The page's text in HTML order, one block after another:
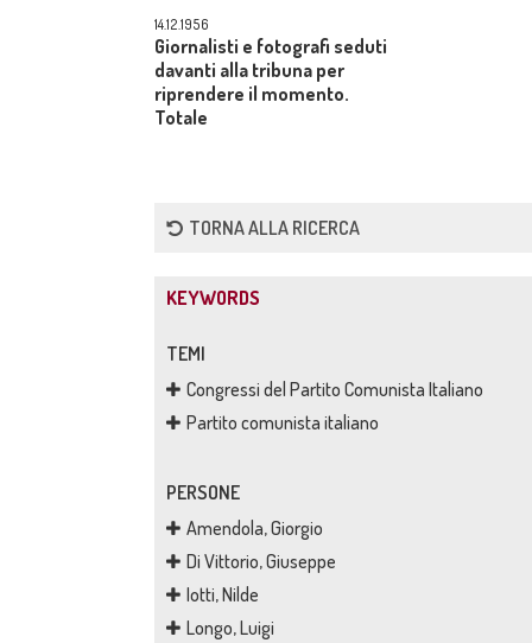
14.12.1956
Giornalisti e fotografi seduti
davanti alla tribuna per
riprendere il momento.
Totale
TORNA ALLA RICERCA
KEYWORDS
TEMI
Congressi del Partito Comunista Italiano
Partito comunista italiano
PERSONE
Amendola, Giorgio
Di Vittorio, Giuseppe
Iotti, Nilde
Longo, Luigi